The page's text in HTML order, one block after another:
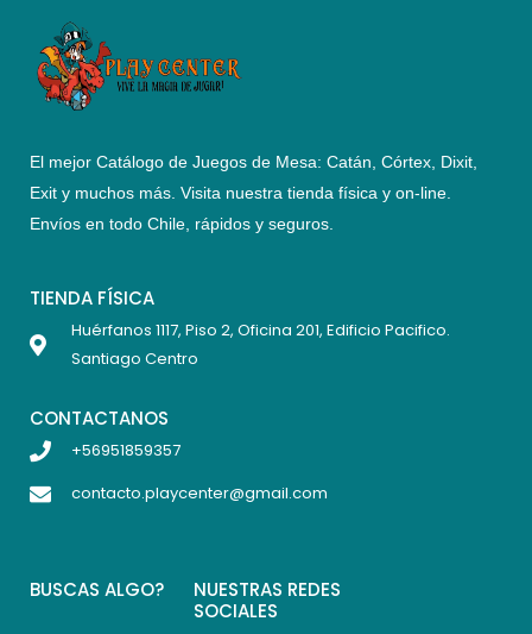
El mejor Catálogo de Juegos de Mesa: Catán, Córtex, Dixit,
Exit y muchos más. Visita nuestra tienda física y on-line.
Envíos en todo Chile, rápidos y seguros.
TIENDA FÍSICA
Huérfanos 1117, Piso 2, Oficina 201, Edificio Pacifico.
Santiago Centro
CONTACTANOS
+56951859357
contacto.playcenter@gmail.com
BUSCAS ALGO?
NUESTRAS REDES
SOCIALES